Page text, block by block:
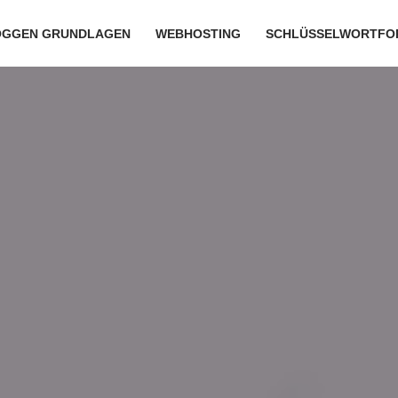
GRUNDLAGEN WEBHOSTING